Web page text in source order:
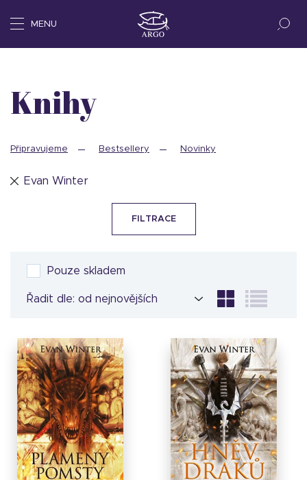
MENU
Knihy
Připravujeme Bestsellery Novinky
Evan Winter
FILTRACE
Pouze skladem
Řadit dle: